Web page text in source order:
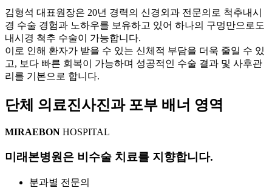
김형석 대표원장은 20년 경력의 신경외과 전문의로 척추내시
경 수술 경험과 노하우를 보유하고 있어 하나의 구멍만으로도
내시경 척추 수술이 가능합니다.
이로 인해 환자가 받을 수 있는 신체적 부담을 더욱 줄일 수 있
고, 보다 빠른 회복이 가능하며 성공적인 수술 결과 및 사후관
리를 기본으로 합니다.
단체 의료진사진과 포부 배너 영역
MIRAEBON HOSPITAL
미래본병원은 비수술 치료를 지향합니다.
분과별 전문의